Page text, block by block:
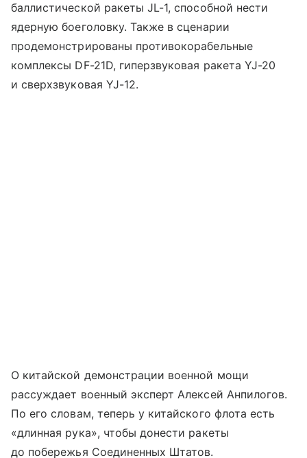
баллистической ракеты JL-1, способной нести
ядерную боеголовку. Также в сценарии
продемонстрированы противокорабельные
комплексы DF-21D, гиперзвуковая ракета YJ-20
и сверхзвуковая YJ-12.
О китайской демонстрации военной мощи
рассуждает военный эксперт Алексей Анпилогов.
По его словам, теперь у китайского флота есть
«длинная рука», чтобы донести ракеты
до побережья Соединенных Штатов.